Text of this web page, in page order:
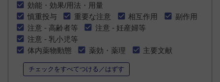
効能・効果/用法・用量
慎重投与
重要な注意 相互作用
副作用
注意 - 高齢者等
注意 - 妊産婦等
注意 - 乳小児等
体内薬物動態
薬効・薬理 主要文献
チェックをすべてつける／はずす